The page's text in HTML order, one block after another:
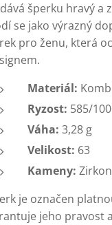
šperku hravý a
se jako výrazný
pro ženu, která
Materiál:
Ryzost: 585/
Váha: 3,28 g
Velikost: 63
Kameny:
je označen
jeho pravost